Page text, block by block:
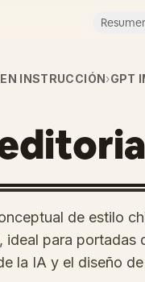
INSTRUCCIÓN›GPT
de estilo
ideal para portadas
la IA y el diseño